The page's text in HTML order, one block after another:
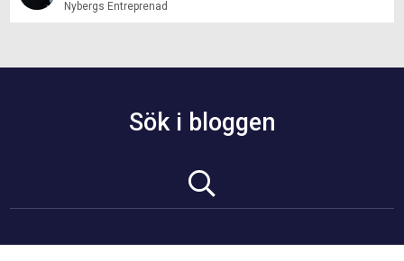
Nybergs Entreprenad
Sök i bloggen